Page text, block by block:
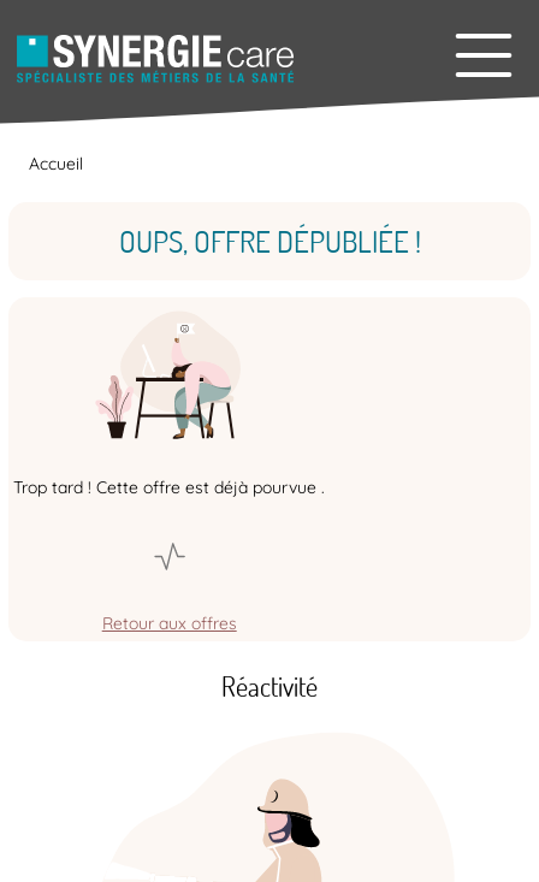
Accueil
OUPS, OFFRE DÉPUBLIÉE !
Trop tard ! Cette offre est déjà pourvue .
Retour aux offres
Réactivité